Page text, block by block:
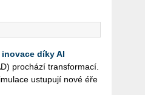
díky AI
pro­chá­zí trans­for­ma­cí.
ustu­pu­jí nové éře